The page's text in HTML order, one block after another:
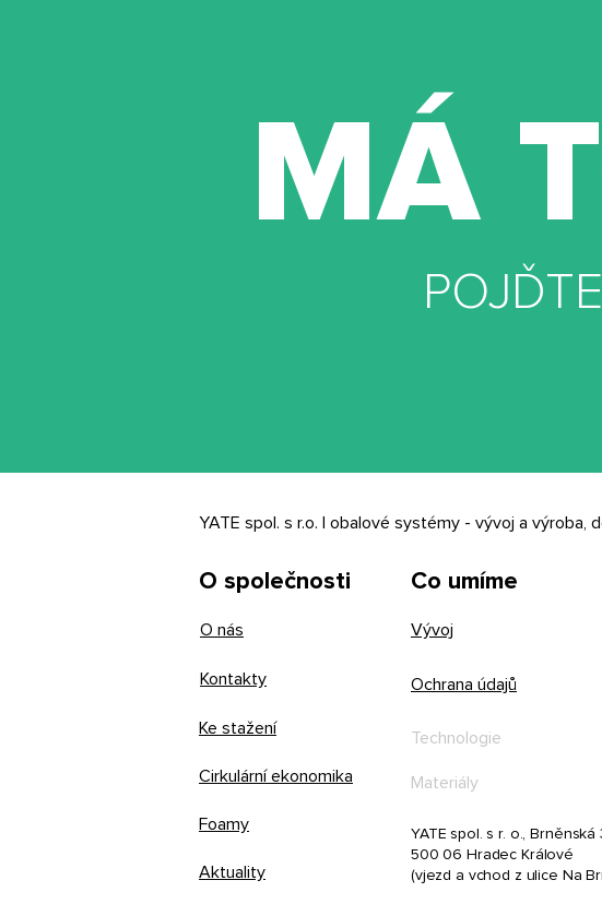
MÁ
YATE spol. s r.o. | obalové systémy - vývoj a výroba,
Co umíme
O společnosti
O nás
Kontakty
Ke stažení
Cirkulární ekonomika
Foamy
Aktuality
Vývoj
Ochrana údajů
Technologie
Materiály
YATE spol. s r. o., Brněnská
500 06 Hradec Králové
(vjezd a vchod z ulice Na